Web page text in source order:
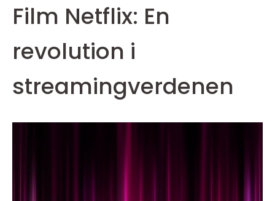
Film Netflix: En
revolution i
streamingverdenen